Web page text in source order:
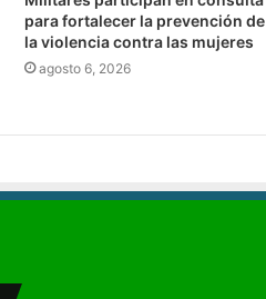
para fortalecer la prevención de
la violencia contra las mujeres
agosto 6, 2026